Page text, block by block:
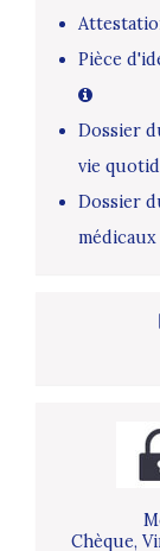
Pièce
Dossier
vie
Dossier
médicaux
Chèque,